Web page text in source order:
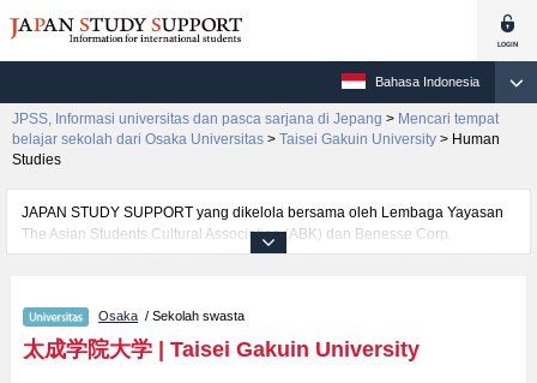
Bahasa Indonesia
JPSS, Informasi universitas dan pasca sarjana di Jepang > Mencari tempat
belajar sekolah dari Osaka Universitas > Taisei Gakuin University > Human
Studies
JAPAN STUDY SUPPORT yang dikelola bersama oleh Lembaga Yayasan
The Asian Students Cultural Association (ABK) dan Benesse Corp.
menyediakan informasi sekitar 1300 universitas, pascasarjana, universitas
informasi per fakultas seperti Fakultas Human StudiesatauFakultas
Business AdministrationatauFakultas Nursing, serta berbagai informasi
yang berguna bagi mahasiswa(i) mancanegara seperti kuota untuk jumlah
Osaka / Sekolah swasta
太成学院大学| Taisei Gakuin University